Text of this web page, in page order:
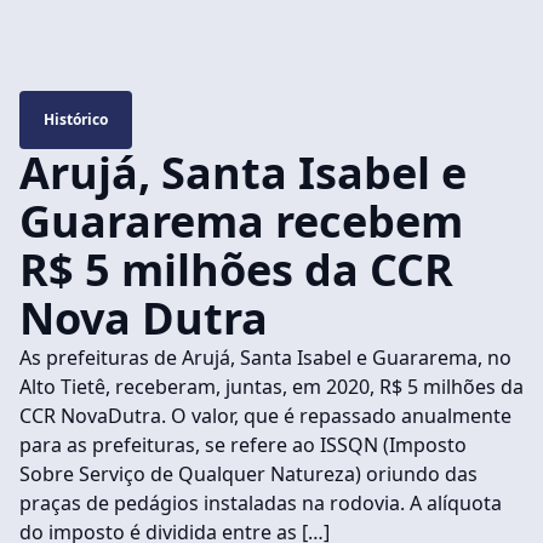
Histórico
Arujá, Santa Isabel e
Guararema recebem
R$ 5 milhões da CCR
Nova Dutra
As prefeituras de Arujá, Santa Isabel e Guararema, no
Alto Tietê, receberam, juntas, em 2020, R$ 5 milhões da
CCR NovaDutra. O valor, que é repassado anualmente
para as prefeituras, se refere ao ISSQN (Imposto
Sobre Serviço de Qualquer Natureza) oriundo das
praças de pedágios instaladas na rodovia. A alíquota
do imposto é dividida entre as […]